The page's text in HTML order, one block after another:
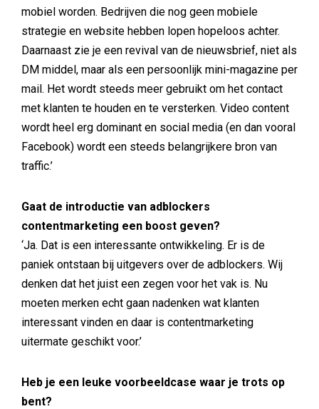
mobiel worden. Bedrijven die nog geen mobiele
strategie en website hebben lopen hopeloos achter.
Daarnaast zie je een revival van de nieuwsbrief, niet als
DM middel, maar als een persoonlijk mini-magazine per
mail. Het wordt steeds meer gebruikt om het contact
met klanten te houden en te versterken. Video content
wordt heel erg dominant en social media (en dan vooral
Facebook) wordt een steeds belangrijkere bron van
traffic.’
Gaat de introductie van adblockers
contentmarketing een boost geven?
‘Ja. Dat is een interessante ontwikkeling. Er is de
paniek ontstaan bij uitgevers over de adblockers. Wij
denken dat het juist een zegen voor het vak is. Nu
moeten merken echt gaan nadenken wat klanten
interessant vinden en daar is contentmarketing
uitermate geschikt voor.’
Heb je een leuke voorbeeldcase waar je trots op
bent?